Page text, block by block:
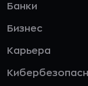
Банки
Бизнес
Карьера